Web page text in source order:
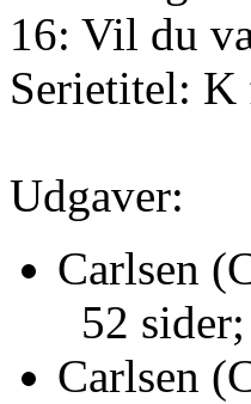
16: Vil du
Serietitel: K
Udgaver:
Carlsen
52
Carlsen